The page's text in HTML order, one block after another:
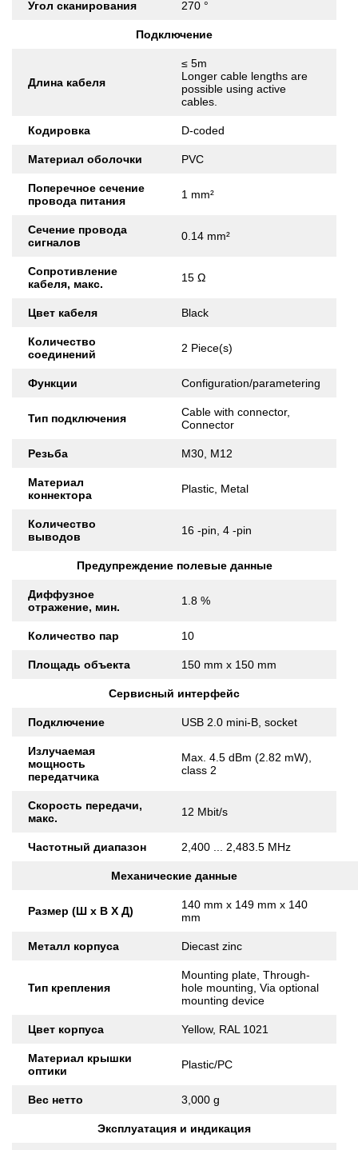
Угол сканирования 270 °
Подключение
Длина кабеля
≤ 5m
Longer cable lengths are
possible using active
cables.
Кодировка D-coded
Материал оболочки PVC
Поперечное сечение
провода питания
1 mm²
Сечение провода
сигналов
0.14 mm²
Сопротивление
кабеля, макс.
15 Ω
Цвет кабеля Black
Количество
соединений
2 Piece(s)
Функции Configuration/parametering
Тип подключения
Cable with connector,
Connector
Резьба M30, M12
Материал
коннектора
Plastic, Metal
Количество
выводов
16 -pin, 4 -pin
Предупреждение полевые данные
Диффузное
отражение, мин.
1.8 %
Количество пар 10
Площадь объекта 150 mm x 150 mm
Сервисный интерфейс
Подключение USB 2.0 mini-B, socket
Излучаемая
мощность
передатчика
Max. 4.5 dBm (2.82 mW),
class 2
Скорость передачи,
макс.
12 Mbit/s
Частотный диапазон 2,400 ... 2,483.5 MHz
Механические данные
Размер (Ш x В X Д)
140 mm x 149 mm x 140
mm
Металл корпуса Diecast zinc
Тип крепления
Mounting plate, Through-
hole mounting, Via optional
mounting device
Цвет корпуса Yellow, RAL 1021
Материал крышки
оптики
Plastic/PC
Вес нетто 3,000 g
Эксплуатация и индикация